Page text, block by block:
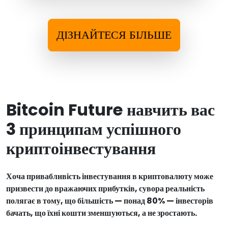
ДІЗНАЙТЕСЯ БІЛЬШЕ
Bitcoin Future навчить вас
3 принципам успішного
криптоінвестування
Хоча привабливість інвестування в криптовалюту може
призвести до вражаючих прибутків, сувора реальність
полягає в тому, що більшість — понад 80% — інвесторів
бачать, що їхні кошти зменшуються, а не зростають.